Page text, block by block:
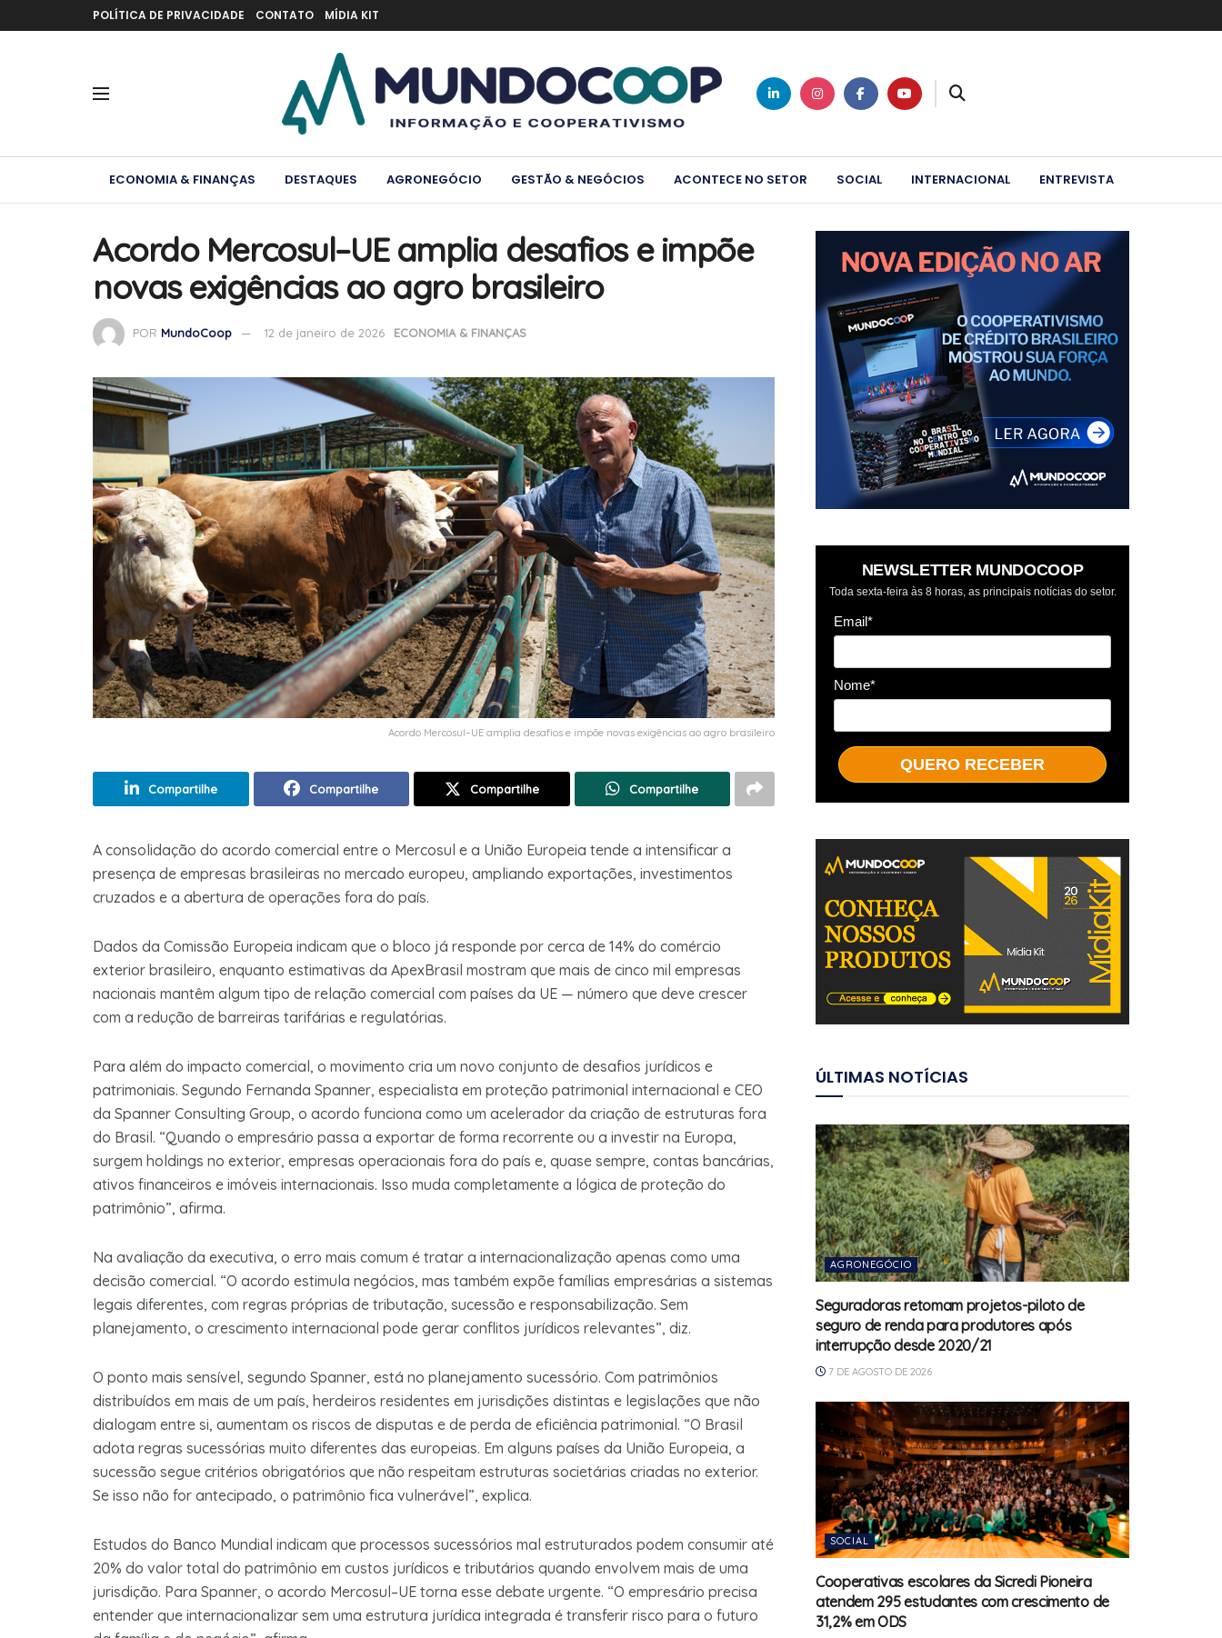
POLÍTICA DE PRIVACIDADE CONTATO MÍDIA KIT
ECONOMIA & FINANÇAS DESTAQUES AGRONEGÓCIO GESTÃO & NEGÓCIOS ACONTECE NO SETOR SOCIAL INTERNACIONAL ENTREVISTA
Acordo Mercosul–UE amplia desafios e impõe
novas exigências ao agro brasileiro
POR MundoCoop 12 de janeiro de 2026 ECONOMIA & FINANÇAS
Acordo Mercosul–UE amplia desafios e impõe novas exigências ao agro brasileiro
Compartilhe Compartilhe Compartilhe Compartilhe
A consolidação do acordo comercial entre o Mercosul e a União Europeia tende a intensificar a
presença de empresas brasileiras no mercado europeu, ampliando exportações, investimentos
cruzados e a abertura de operações fora do país.
Dados da Comissão Europeia indicam que o bloco já responde por cerca de 14% do comércio
exterior brasileiro, enquanto estimativas da ApexBrasil mostram que mais de cinco mil empresas
nacionais mantêm algum tipo de relação comercial com países da UE — número que deve crescer
com a redução de barreiras tarifárias e regulatórias.
Para além do impacto comercial, o movimento cria um novo conjunto de desafios jurídicos e
patrimoniais. Segundo Fernanda Spanner, especialista em proteção patrimonial internacional e CEO
da Spanner Consulting Group, o acordo funciona como um acelerador da criação de estruturas fora
do Brasil. “Quando o empresário passa a exportar de forma recorrente ou a investir na Europa,
surgem holdings no exterior, empresas operacionais fora do país e, quase sempre, contas bancárias,
ativos financeiros e imóveis internacionais. Isso muda completamente a lógica de proteção do
patrimônio”, afirma.
Na avaliação da executiva, o erro mais comum é tratar a internacionalização apenas como uma
decisão comercial. “O acordo estimula negócios, mas também expõe famílias empresárias a sistemas
legais diferentes, com regras próprias de tributação, sucessão e responsabilização. Sem
planejamento, o crescimento internacional pode gerar conflitos jurídicos relevantes”, diz.
O ponto mais sensível, segundo Spanner, está no planejamento sucessório. Com patrimônios
distribuídos em mais de um país, herdeiros residentes em jurisdições distintas e legislações que não
dialogam entre si, aumentam os riscos de disputas e de perda de eficiência patrimonial. “O Brasil
adota regras sucessórias muito diferentes das europeias. Em alguns países da União Europeia, a
sucessão segue critérios obrigatórios que não respeitam estruturas societárias criadas no exterior.
Se isso não for antecipado, o patrimônio fica vulnerável”, explica.
Estudos do Banco Mundial indicam que processos sucessórios mal estruturados podem consumir até
20% do valor total do patrimônio em custos jurídicos e tributários quando envolvem mais de uma
jurisdição. Para Spanner, o acordo Mercosul–UE torna esse debate urgente. “O empresário precisa
entender que internacionalizar sem uma estrutura jurídica integrada é transferir risco para o futuro
NEWSLETTER MUNDOCOOP
Toda sexta-feira às 8 horas, as principais notícias do setor.
Email*
Nome*
QUERO RECEBER
ÚLTIMAS NOTÍCIAS
AGRONEGÓCIO
Seguradoras retomam projetos-piloto de
seguro de renda para produtores após
interrupção desde 2020/21
7 DE AGOSTO DE 2026
SOCIAL
Cooperativas escolares da Sicredi Pioneira
atendem 295 estudantes com crescimento de
31,2% em ODS